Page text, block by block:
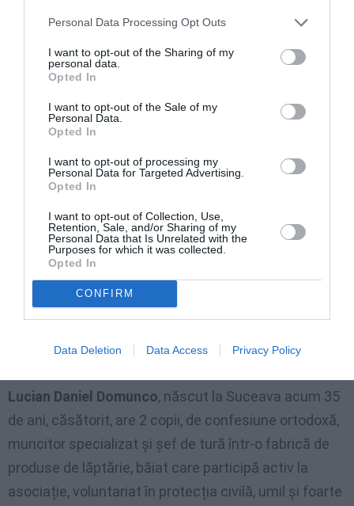
Personal Data Processing Opt Outs
I want to opt-out of the Sharing of my
personal data.
Opted In
I want to opt-out of the Sale of my
Personal Data.
Opted In
I want to opt-out of processing my
Personal Data for Targeted Advertising.
Opted In
I want to opt-out of Collection, Use,
Retention, Sale, and/or Sharing of my
Personal Data that Is Unrelated with the
Purposes for which it was collected.
Opted In
CONFIRM
Data Deletion Data Access Privacy Policy
mult cu gândul de a întârzia factorul asimilării copiilor
Ce proiecte politice are asociația? Sunt alegeri
locale laSan Dona di Piave…
«Proiecte noi sunt multe, iar unul dintre ele este
acela de a reuși și a duce în consiliul comunal doi
cetățeni români. Ar fi pentru prima dată în acest oraș,
singurul factor negativ este că sunt la momentul
actual 7 candidați. Noi ne-am pregătit pentru aceste
alegeri de acum 5 ani căutând și pregătind două
persoane care cunosc viața socială a orașului,
problemele în școli a comunităti noastre și nu numai,
persoane sunt:
Lucian Daniel Domunco, născut la Suceava acum 35
de ani, căsătorit, are 2 copii, de confesiune ortodoxă,
muncitor specializat și șef de tură într-o fabrică de
produse de lăptărie, băiat care participă activ la
asociație, voluntariat în protecția civilă, umil și foarte